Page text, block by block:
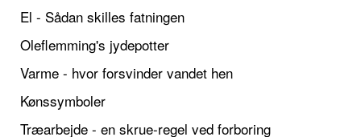
El - Sådan skilles fatningen
Oleflemming's jydepotter
Varme - hvor forsvinder vandet hen
Kønssymboler
Træarbejde - en skrue-regel ved forboring